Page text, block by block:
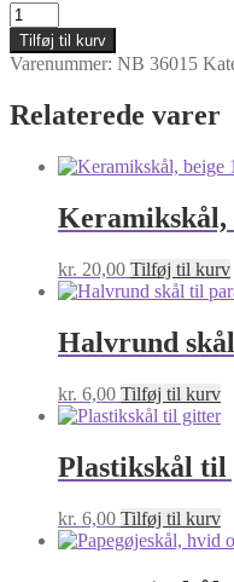
Foder-
og
vandskål
m/kant
antal
Tilføj til kurv
Varenummer: NB 36015
Relaterede varer
Keramikskål,
kr. 20,00 Tilføj til kurv
Halvrund
kr. 6,00 Tilføj til kurv
Plastikskål
kr. 6,00 Tilføj til kurv